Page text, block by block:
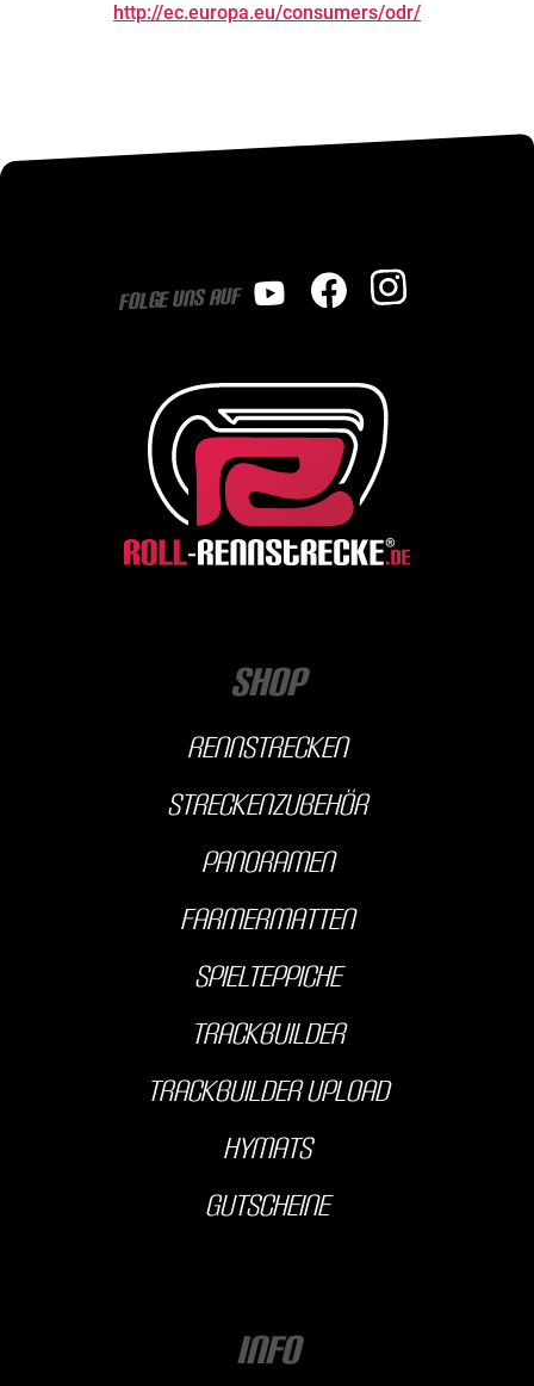
http://ec.europa.eu/consumers/odr/
Folge uns auf
Shop
Rennstrecken
streckenzubehör
Panoramen
farmermatten
Spielteppiche
Trackbuilder
Trackbuilder Upload
hyMats
Gutscheine
INFO